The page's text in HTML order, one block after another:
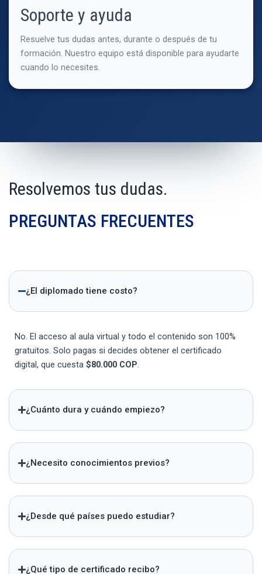
Soporte y ayuda
Resuelve tus dudas antes, durante o después de tu
formación. Nuestro equipo está disponible para ayudarte
cuando lo necesites.
Resolvemos tus dudas.
PREGUNTAS FRECUENTES
¿El diplomado tiene costo?
No. El acceso al aula virtual y todo el contenido son 100%
gratuitos. Solo pagas si decides obtener el certificado
digital, que cuesta $80.000 COP
¿Cuánto dura y cuándo empiezo?
¿Necesito conocimientos previos?
¿Desde qué países puedo estudiar?
¿Qué tipo de certificado recibo?